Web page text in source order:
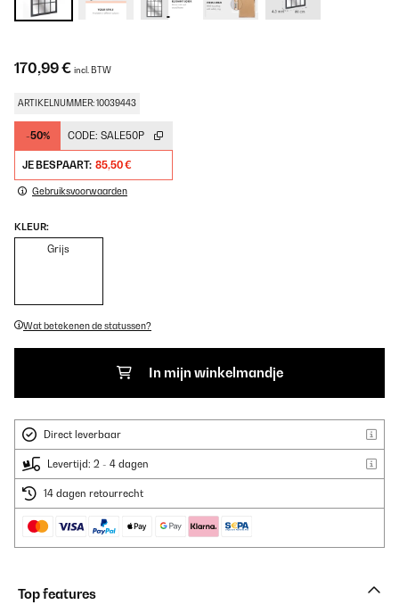
170,99 € incl. BTW
ARTIKELNUMMER: 10039443
-50% CODE: SALE50P
JE BESPAART: 85,50 €
Gebruiksvoorwaarden
KLEUR:
Grijs
Wat betekenen de statussen?
In mijn winkelmandje
Direct leverbaar
Levertijd: 2 - 4 dagen
14 dagen retourrecht
Top features